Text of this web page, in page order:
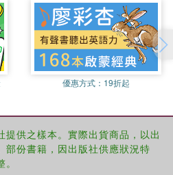
優惠方式： 19折起
供之樣本。實際出貨商品，以出
部份書籍，因出版社供應狀況特